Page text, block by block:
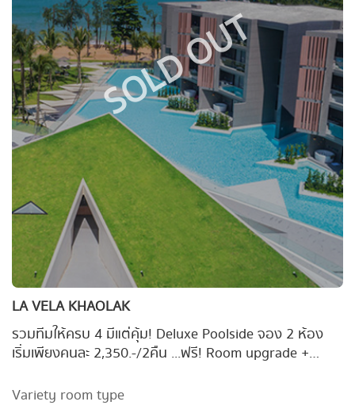
SOLD OUT
LA VELA KHAOLAK
รวมทีมให้ครบ 4 มีแต่คุ้ม! Deluxe Poolside จอง 2 ห้อง
เริ่มเพียงคนละ 2,350.-/2คืน ...ฟรี! Room upgrade +
ห้อง 2 คืน
Variety room type